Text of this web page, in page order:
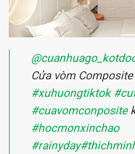
Cửa vòm
#xuhuongtiktok
#cuavomconposite
#hocmonxinchao
#rainyday